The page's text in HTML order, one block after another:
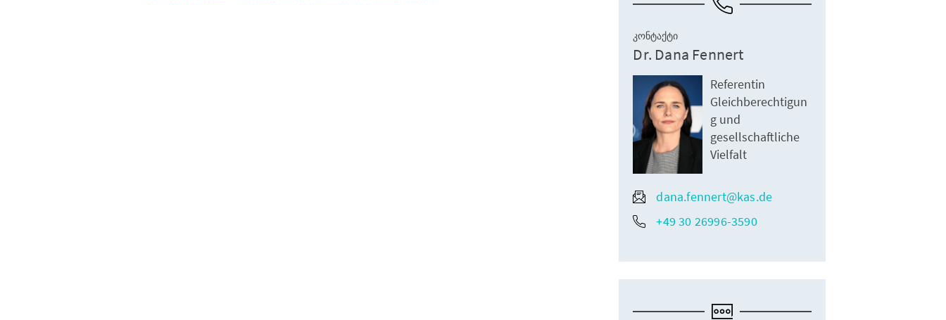
ᲙᲝᲜᲢᲐᲥᲢᲘ
Dr. Dana Fennert
Referentin
Gleichberechtigun
g und
gesellschaftliche
Vielfalt
dana.fennert@kas.de
+49 30 26996-3590